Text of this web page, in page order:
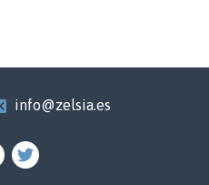
info@zelsia.es